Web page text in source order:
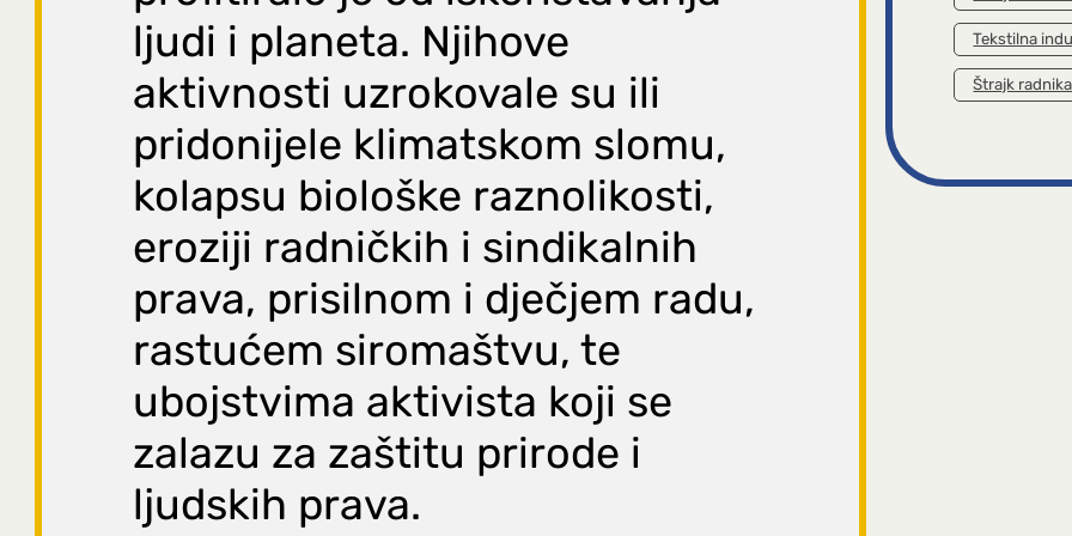
ljudi i planeta. Njihove
aktivnosti uzrokovale su ili
pridonijele klimatskom slomu,
kolapsu biološke raznolikosti,
eroziji radničkih i sindikalnih
prava, prisilnom i dječjem radu,
rastućem siromaštvu, te
ubojstvima aktivista koji se
zalazu za zaštitu prirode i
ljudskih prava.
Tekstilna
Štrajk radnika